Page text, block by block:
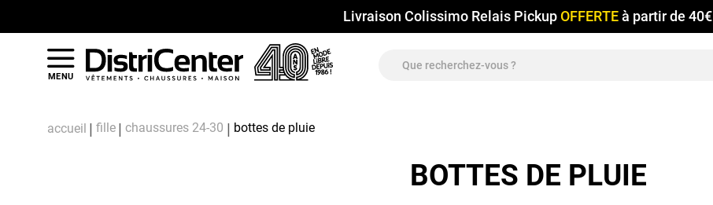
Livraison Colissimo Relais Pickup OFFERTEà partir de 40€
MENU
accueil fille chaussures 24-30 bottes de pluie
BOTTES DE PLUIE